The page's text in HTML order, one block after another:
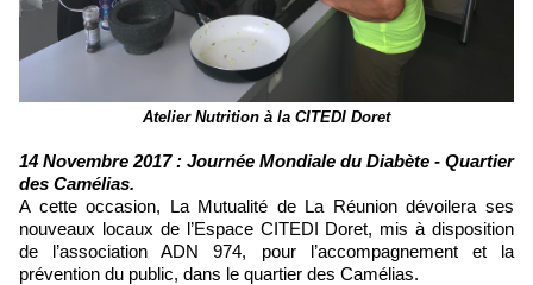
Atelier Nutrition à la CITEDI Doret
14 Novembre 2017 : Journée Mondiale du Diabète - Quartier
des Camélias.
A cette occasion, La Mutualité de La Réunion dévoilera ses
nouveaux locaux de l’Espace CITEDI Doret, mis à disposition
de l’association ADN 974, pour l’accompagnement et la
prévention du public, dans le quartier des Camélias.